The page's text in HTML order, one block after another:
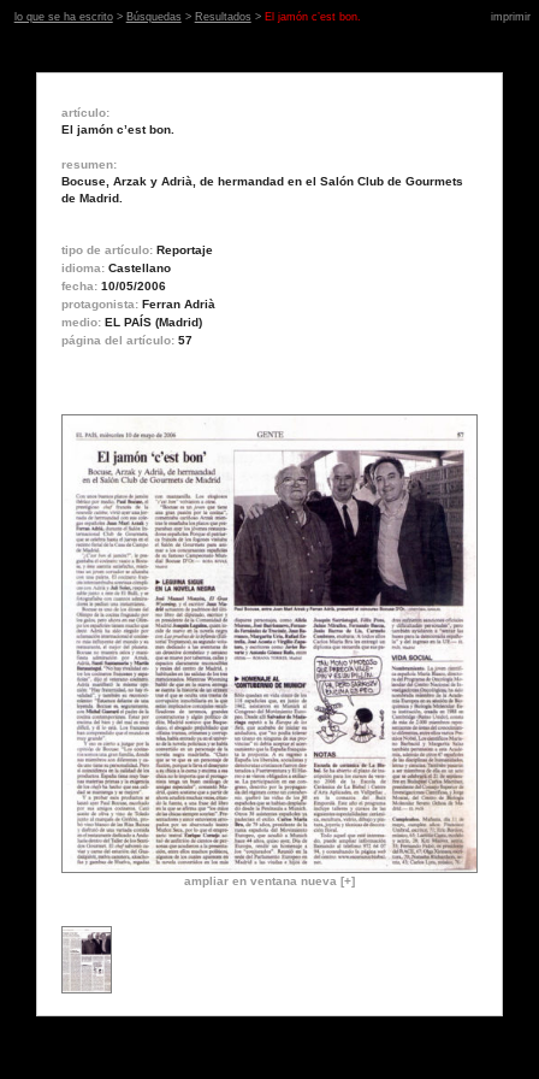
lo que se ha escrito> Búsquedas > Resultados > El jamón c’est bon. imprimir
artículo:
El jamón c’est bon.
resumen:
Bocuse, Arzak y Adrià, de hermandad en el Salón Club de Gourmets
de Madrid.
tipo de artículo: Reportaje
idioma: Castellano
fecha: 10/05/2006
protagonista: Ferran Adrià
medio: EL PAÍS (Madrid)
página del artículo: 57
ampliar en ventana nueva [+]